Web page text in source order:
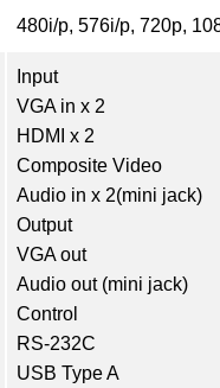
480i/p, 576i/p, 720p,
Input
VGA in x 2
HDMI x 2
Composite Video
Audio in x 2(mini jack)
Output
VGA out
Audio out (mini jack)
Control
RS-232C
USB Type A